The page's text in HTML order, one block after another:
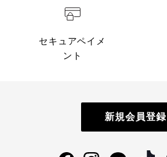
セキュアペイメ
ント
新規会員登録